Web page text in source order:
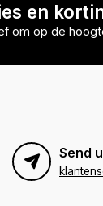
en
om op de
Send